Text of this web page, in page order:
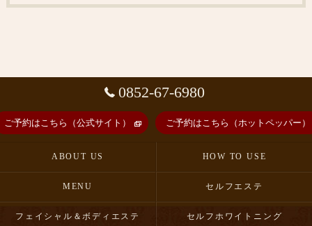
0852-67-6980
ご予約はこちら（公式サイト） ご予約はこちら（ホットペッパー）
ABOUT US HOW TO USE
MENU セルフエステ
フェイシャル＆ボディエステ セルフホワイトニング